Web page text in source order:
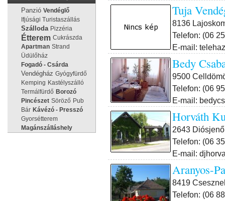
Panzió Vendéglő
Ifjúsági Turistaszállás
Szálloda Pizzéria
Étterem Cukrászda
Apartman Strand
Üdülőház
Fogadó - Csárda
Vendégház Gyógyfürdő
Kemping Kastélyszálló
Termálfürdő Borozó
Pincészet Söröző Pub
Bár Kávézó - Presszó
Gyorsétterem
Magánszálláshely
Tuja
8136
Telefon: (06
E-mail:
Bedy
9500
Telefon: (06
E-mail:
Horváth
2643
Telefon: (06
E-mail:
Aranyos-
8419
Telefon: (06